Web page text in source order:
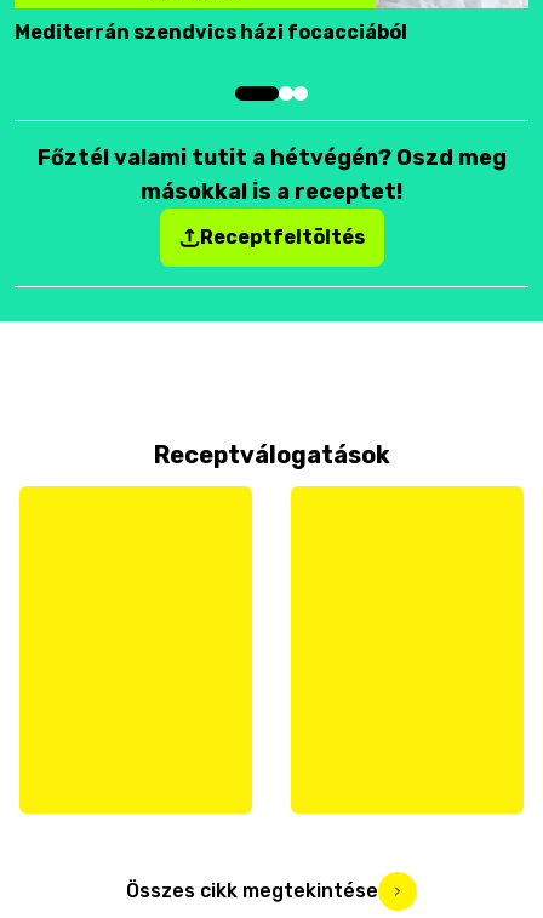
Mediterrán szendvics házi focacciából
Főztél valami tutit a hétvégén? Oszd meg
másokkal is a receptet!
Receptfeltöltés
Receptválogatások
Összes cikk megtekintése